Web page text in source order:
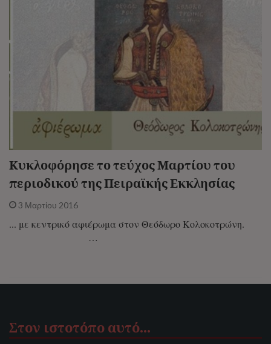
Κυκλοφόρησε το τεύχος Μαρτίου του
περιοδικού της Πειραϊκής Εκκλησίας
3 Μαρτίου 2016
... με κεντρικό αφιέρωμα στον Θεόδωρο Κολοκοτρώνη.
…
Στον ιστοτόπο αυτό…